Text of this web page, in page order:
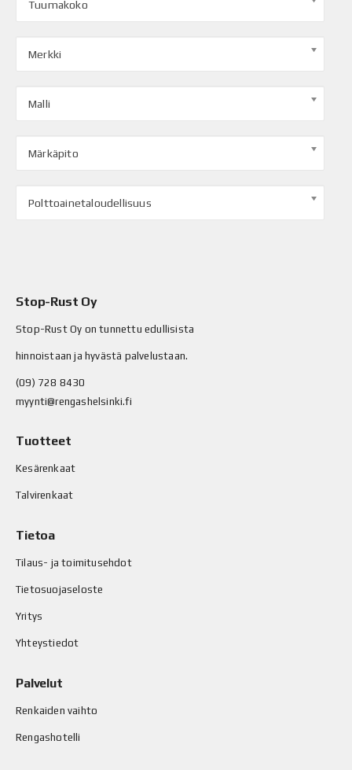
Tuumakoko
Merkki
Malli
Märkäpito
Polttoainetaloudellisuus
Stop-Rust Oy
Stop-Rust Oy on tunnettu edullisista
hinnoistaan ja hyvästä palvelustaan.
(09) 728 8430
myynti@rengashelsinki.fi
Tuotteet
Kesärenkaat
Talvirenkaat
Tietoa
Tilaus- ja toimitusehdot
Tietosuojaseloste
Yritys
Yhteystiedot
Palvelut
Renkaiden vaihto
Rengashotelli